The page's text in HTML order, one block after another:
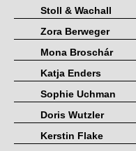
Stoll & Wachall
Zora Berweger
Mona Broschár
Katja Enders
Sophie Uchman
Doris Wutzler
Kerstin Flake